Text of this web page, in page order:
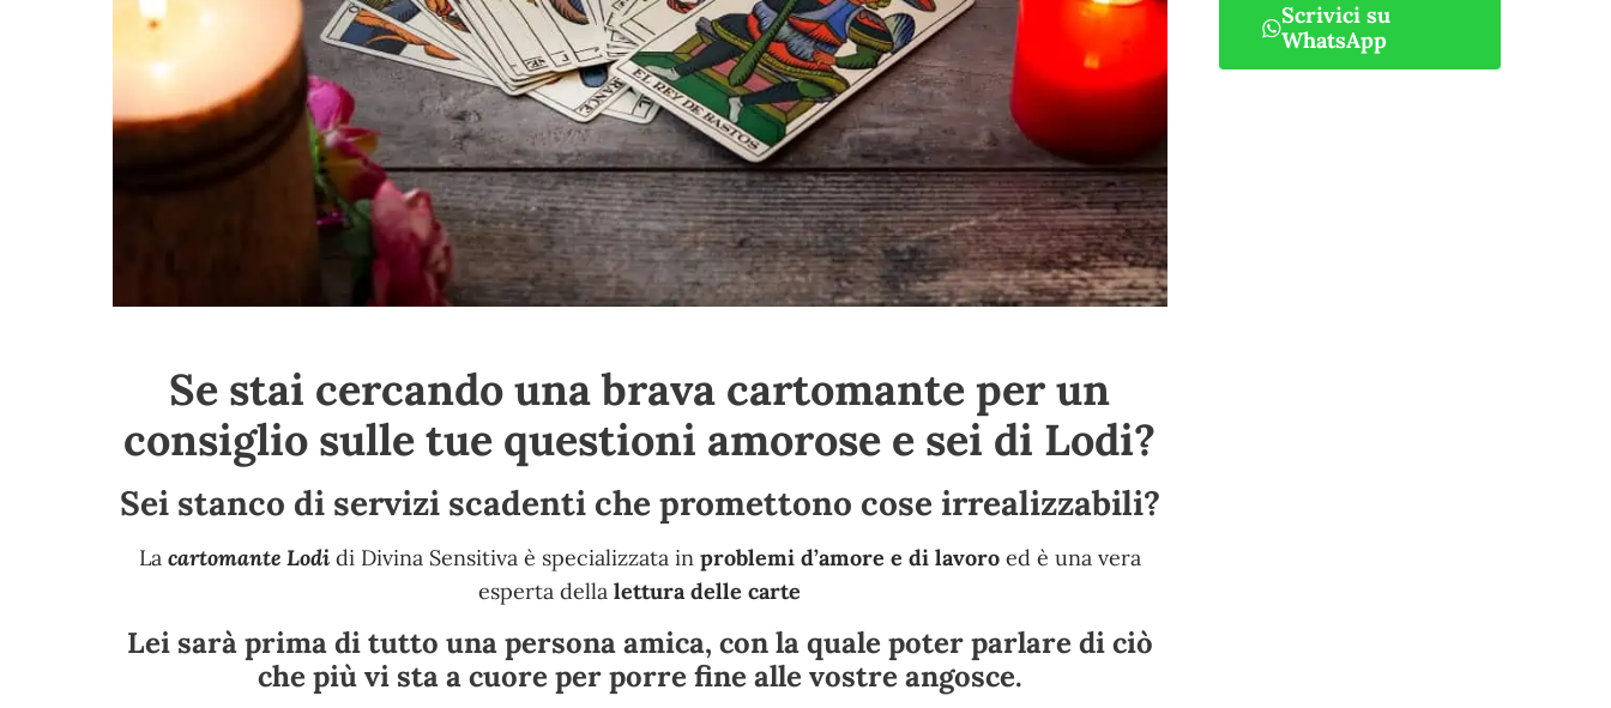
Se stai cercando una brava cartomante per un
consiglio sulle tue questioni amorose e sei di Lodi?
Sei stanco di servizi scadenti che promettono cose irrealizzabili?
La cartomante Lodidi Divina Sensitiva è specializzata in problemi d’amore e di lavoro ed è una vera
esperta dellalettura delle carte
Lei sarà prima di tutto una persona amica, con la quale poter parlare di ciò
che più vi sta a cuore per porre fine alle vostre angosce.
Scrivici su
WhatsApp